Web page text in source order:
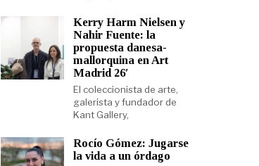
Kerry Harm Nielsen y
Nahir Fuente: la
propuesta danesa-
mallorquina en Art
Madrid 26′
El coleccionista de arte,
galerista y fundador de
Kant Gallery,
Rocío Gómez: Jugarse
la vida a un órdago